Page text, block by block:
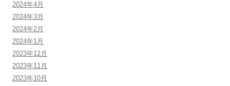
2024年4月
2024年3月
2024年2月
2024年1月
2023年12月
2023年11月
2023年10月